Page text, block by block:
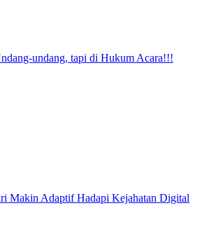
undang, tapi di Hukum Acara!!!
Makin Adaptif Hadapi Kejahatan Digital